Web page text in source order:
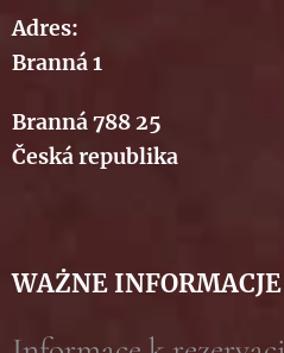
Adres:
Branná 1
Branná 788 25
Česká republika
WAŻNE INFORMACJE